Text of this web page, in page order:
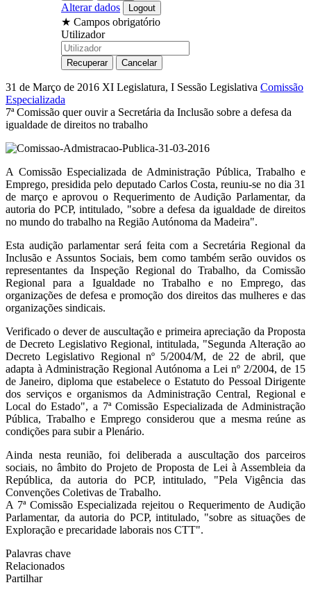
Alterar dados
★ Campos obrigatório
Utilizador
31 de Março de 2016 XI Legislatura, I Sessão Legislativa Comissão
Especializada
7ª Comissão quer ouvir a Secretária da Inclusão sobre a defesa da
igualdade de direitos no trabalho
A Comissão Especializada de Administração Pública, Trabalho e
Emprego, presidida pelo deputado Carlos Costa, reuniu-se no dia 31
de março e aprovou o Requerimento de Audição Parlamentar, da
autoria do PCP, intitulado, "sobre a defesa da igualdade de direitos
no mundo do trabalho na Região Autónoma da Madeira".
Esta audição parlamentar será feita com a Secretária Regional da
Inclusão e Assuntos Sociais, bem como também serão ouvidos os
representantes da Inspeção Regional do Trabalho, da Comissão
Regional para a Igualdade no Trabalho e no Emprego, das
organizações de defesa e promoção dos direitos das mulheres e das
organizações sindicais.
Verificado o dever de auscultação e primeira apreciação da Proposta
de Decreto Legislativo Regional, intitulada, "Segunda Alteração ao
Decreto Legislativo Regional nº 5/2004/M, de 22 de abril, que
adapta à Administração Regional Autónoma a Lei nº 2/2004, de 15
de Janeiro, diploma que estabelece o Estatuto do Pessoal Dirigente
dos serviços e organismos da Administração Central, Regional e
Local do Estado", a 7ª Comissão Especializada de Administração
Pública, Trabalho e Emprego considerou que a mesma reúne as
condições para subir a Plenário.
Ainda nesta reunião, foi deliberada a auscultação dos parceiros
sociais, no âmbito do Projeto de Proposta de Lei à Assembleia da
República, da autoria do PCP, intitulado, "Pela Vigência das
Convenções Coletivas de Trabalho.
A 7ª Comissão Especializada rejeitou o Requerimento de Audição
Parlamentar, da autoria do PCP, intitulado, "sobre as situações de
Exploração e precaridade laborais nos CTT".
Palavras chave
Relacionados
Partilhar